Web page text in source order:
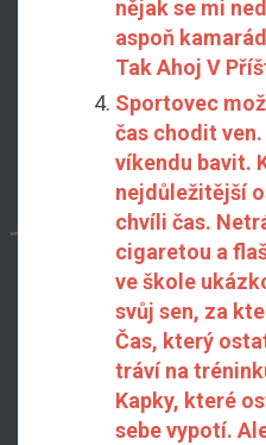
nějak se mi
aspoň
Tak Ahoj V
Sportovec
čas chodit
víkendu bavit.
nejdůležitější
chvíli čas.
cigaretou a
ve škole
svůj sen, za
Čas, který
tráví na
Kapky, které
sebe vypotí.